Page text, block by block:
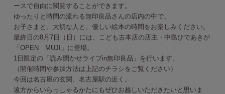
ースで自由に閲覧することができます。
ゆったりと時間の流れる無印良品さんの店内の中で、
お子さまと、大切な人と、優しい絵本の時間をお楽しみください。
最終日の8月7日（日）には、こども古本店の店主・中島ひであきが
「OPEN MUJI」に登場。
1日限定の「読み聞かせライブin無印良品」を行います。
（開催時間や参加方法は上記のチラシをご覧ください）
今回は名古屋の玄関、名古屋駅の近く。
遠方からいらっしゃるかたにもぜひお越しいただきたいと思いま